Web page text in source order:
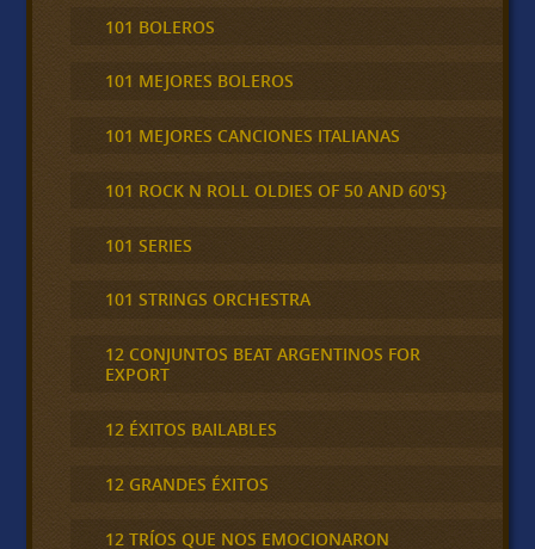
101 BOLEROS
101 MEJORES BOLEROS
101 MEJORES CANCIONES ITALIANAS
101 ROCK N ROLL OLDIES OF 50 AND 60'S}
101 SERIES
101 STRINGS ORCHESTRA
12 CONJUNTOS BEAT ARGENTINOS FOR
EXPORT
12 ÉXITOS BAILABLES
12 GRANDES ÉXITOS
12 TRÍOS QUE NOS EMOCIONARON